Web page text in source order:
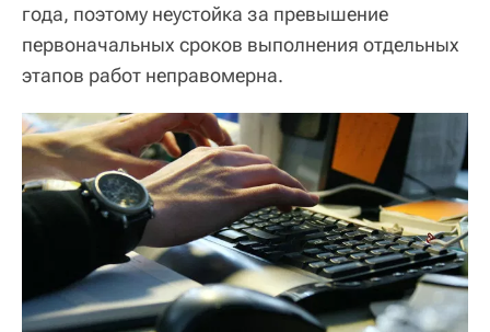
года, поэтому неустойка за превышение
первоначальных сроков выполнения отдельных
этапов работ неправомерна.